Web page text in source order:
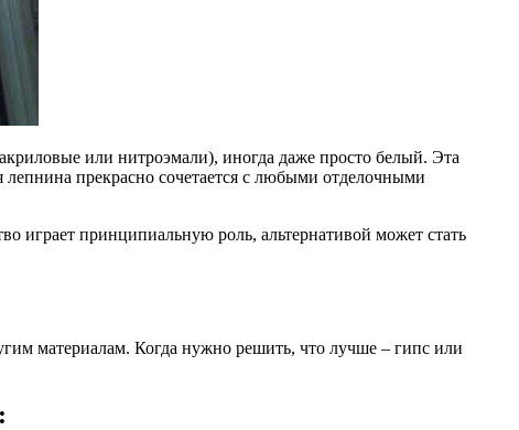
или нитроэмали), иногда даже просто белый. Эта
лепнина прекрасно сочетается с любыми отделочными
играет принципиальную роль, альтернативой может стать
материалам. Когда нужно решить, что лучше – гипс или